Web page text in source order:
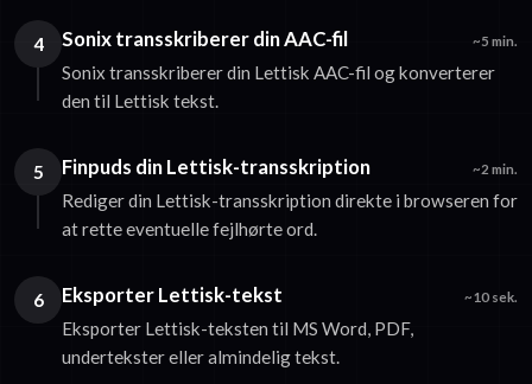
4 Sonix transskriberer din AAC-fil ~5 min.
Sonix transskriberer din Lettisk AAC-fil og konverterer
den til Lettisk tekst.
5 Finpuds din Lettisk-transskription ~2 min.
Rediger din Lettisk-transskription direkte i browseren for
at rette eventuelle fejlhørte ord.
6 Eksporter Lettisk-tekst ~10 sek.
Eksporter Lettisk-teksten til MS Word, PDF,
undertekster eller almindelig tekst.